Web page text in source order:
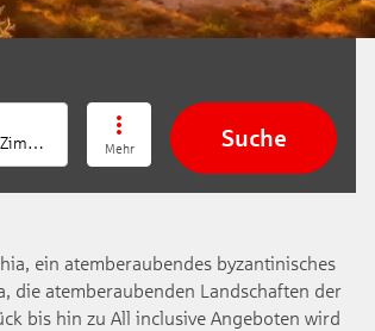
Mehr Suche
ein atemberaubendes byzantinisches
die atemberaubenden Landschaften der
bis hin zu All inclusive Angeboten wird